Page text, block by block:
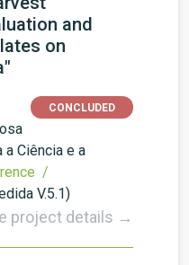
and
on
CONCLUDED
a Ciência e a
/
V.5.1)
project details →